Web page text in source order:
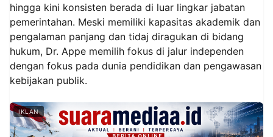
hingga kini konsisten berada di luar lingkar jabatan
pemerintahan. Meski memiliki kapasitas akademik dan
pengalaman panjang dan tidaj diragukan di bidang
hukum, Dr. Appe memilih fokus di jalur independen
dengan fokus pada dunia pendidikan dan pengawasan
kebijakan publik.
IKLAN